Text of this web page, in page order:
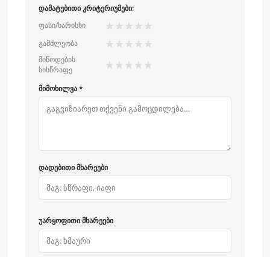
დამატებითი კრიტერიუმები:
ფასი/ხარისხი
★ ★ ★ ★ ★
გამძლეობა ★ ★ ★ ★ ★
მიწოდების
სისწრაფე
★ ★ ★ ★ ★
მიმოხილვა *
დადებითი მხარეები
უარყოფითი მხარეები